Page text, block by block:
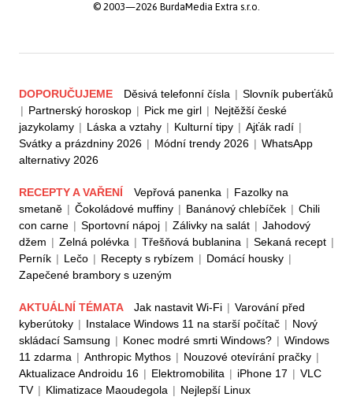
© 2003—2026 BurdaMedia Extra s.r.o.
DOPORUČUJEME Děsivá telefonní čísla | Slovník puberťáků
| Partnerský horoskop | Pick me girl | Nejtěžší české
jazykolamy | Láska a vztahy | Kulturní tipy | Ajťák radí |
Svátky a prázdniny 2026 | Módní trendy 2026 | WhatsApp
alternativy 2026
RECEPTY A VAŘENÍ Vepřová panenka | Fazolky na
smetaně | Čokoládové muffiny | Banánový chlebíček | Chili
con carne | Sportovní nápoj | Zálivky na salát | Jahodový
džem | Zelná polévka | Třešňová bublanina | Sekaná recept |
Perník | Lečo | Recepty s rybízem | Domácí housky |
Zapečené brambory s uzeným
AKTUÁLNÍ TÉMATA Jak nastavit Wi-Fi | Varování před
kyberútoky | Instalace Windows 11 na starší počítač | Nový
skládací Samsung | Konec modré smrti Windows? | Windows
11 zdarma | Anthropic Mythos | Nouzové otevírání pračky |
Aktualizace Androidu 16 | Elektromobilita | iPhone 17 | VLC
TV | Klimatizace Maoudegola | Nejlepší Linux